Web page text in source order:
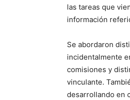
las tareas que
información
Se abordaron
incidentalmente
comisiones y
vinculante.
desarrollando en